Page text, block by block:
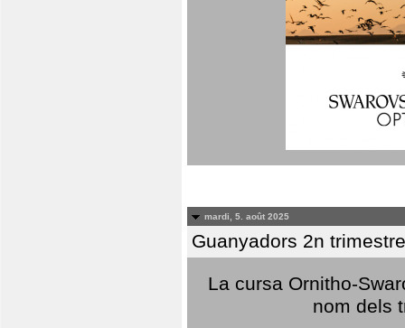
mardi, 5. août 2025
Guanyadors 2n
La cursa Ornitho-
nom dels